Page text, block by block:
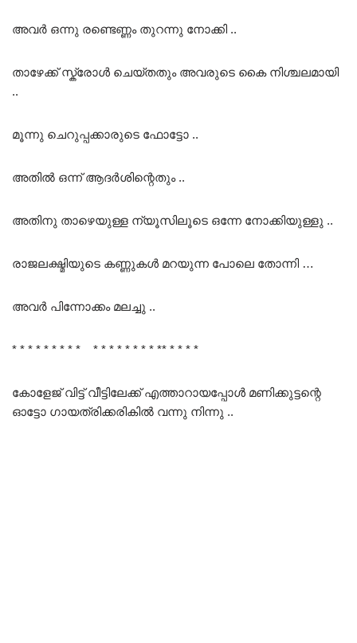
അവർ ഒന്നു രണ്ടെണ്ണം തുറന്നു നോക്കി ..
താഴേക്ക് സ്ക്രോൾ ചെയ്തതും അവരുടെ കൈ നിശ്ചലമായി
..
മൂന്നു ചെറുപ്പക്കാരുടെ ഫോട്ടോ ..
അതിൽ ഒന്ന് ആദർശിന്റെതും ..
അതിനു താഴെയുള്ള ന്യൂസിലൂടെ ഒന്നേ നോക്കിയുള്ളു ..
രാജലക്ഷ്മിയുടെ കണ്ണുകൾ മറയുന്ന പോലെ തോന്നി …
അവർ പിന്നോക്കം മലച്ചു ..
* * * * * * * * * * * * * * * * * ** * * * *
കോളേജ് വിട്ട് വീട്ടിലേക്ക് എത്താറായപ്പോൾ മണിക്കുട്ടന്റെ
ഓട്ടോ ഗായത്രിക്കരികിൽ വന്നു നിന്നു ..